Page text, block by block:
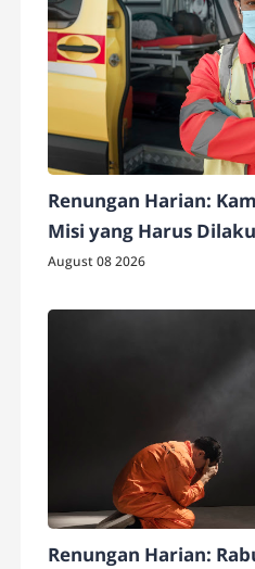
Renungan Harian:
Misi yang Harus
August 08 2026
Renungan Harian: